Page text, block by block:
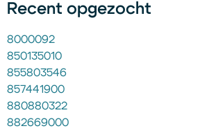
Recent opgezocht
8000092
850135010
855803546
857441900
880880322
882669000